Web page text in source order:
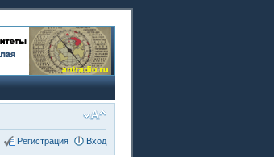
Регистрация Вход